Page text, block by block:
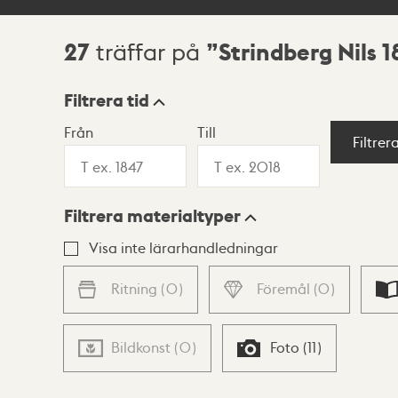
Sökresultat
27 träffar på Strindberg Nils
Visningsläge
Lista Karta
Filtrera tid
Från Till
Filtrera materialtyper
Visa inte lärarhandledningar
Ritning (0) Föremål (0)
Bildkonst (0) Foto (11)